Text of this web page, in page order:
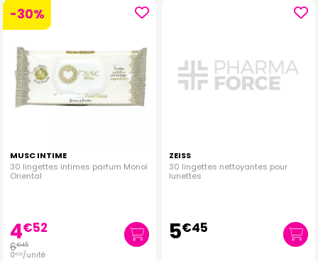
-30%
MUSC INTIME
30 lingettes intimes parfum Monoï
Oriental
4€52
6€45
0€22/unité
ZEISS
30 lingettes nettoyantes pour
lunettes
5€45